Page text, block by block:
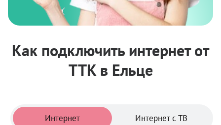
Как подключить интернет от
ТТК в Ельце
Интернет Интернет с ТВ
Тарифы